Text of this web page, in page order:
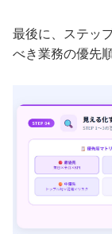
最後に、ステッ
べき業務の優先